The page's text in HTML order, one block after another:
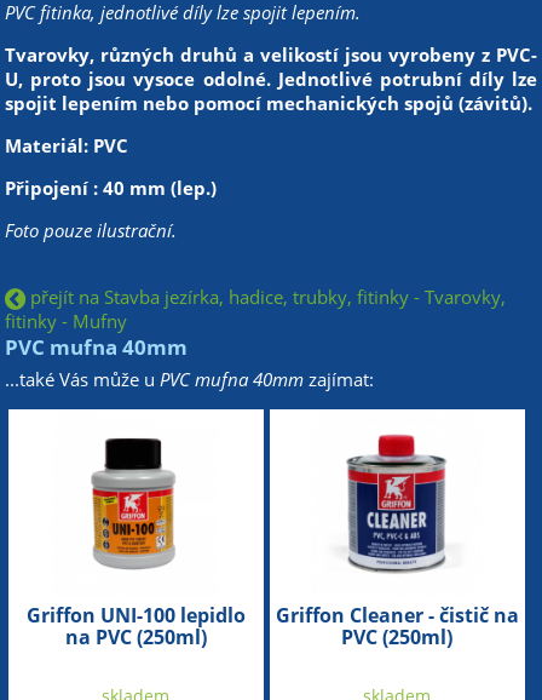
PVC fitinka, jednotlivé díly lze spojit lepením.
Tvarovky, různých druhů a velikostí jsou vyrobeny z PVC-
U, proto jsou vysoce odolné. Jednotlivé potrubní díly lze
spojit lepením nebo pomocí mechanických spojů (závitů).
Materiál: PVC
Připojení : 40 mm (lep.)
Foto pouze ilustrační.
přejít na Stavba jezírka, hadice, trubky, fitinky - Tvarovky,
fitinky - Mufny
PVC mufna 40mm
...také Vás může uPVC mufna 40mm zajímat:
Griffon UNI-100 lepidlo
na PVC (250ml)
Griffon Cleaner - čistič na
PVC (250ml)